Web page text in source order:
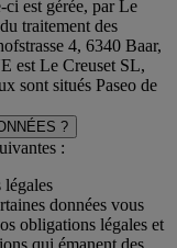
est gérée, par Le
traitement des
4, 6340 Baar,
est Le Creuset SL,
sont situés Paseo de
?
:
légales
données vous
obligations légales et
qui émanent des